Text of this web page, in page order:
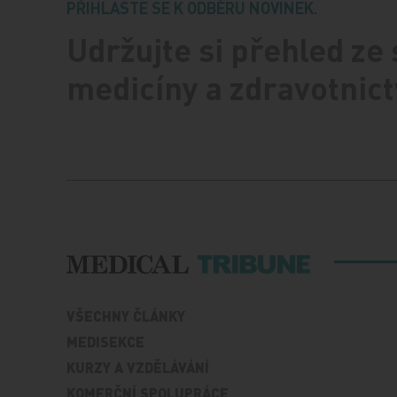
PŘIHLASTE SE K ODBĚRU NOVINEK.